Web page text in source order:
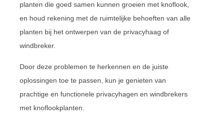
planten die goed samen kunnen groeien met knoflook,
en houd rekening met de ruimtelijke behoeften van alle
planten bij het ontwerpen van de privacyhaag of
windbreker.
Door deze problemen te herkennen en de juiste
oplossingen toe te passen, kun je genieten van
prachtige en functionele privacyhagen en windbrekers
met knoflookplanten.